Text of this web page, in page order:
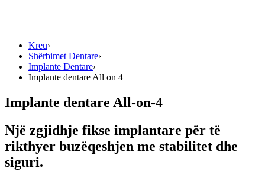
Kreu›
Shërbimet Dentare›
Implante Dentare›
Implante dentare All on 4
Implante dentare All-on-4
Një zgjidhje fikse implantare për të
rikthyer buzëqeshjen me stabilitet dhe
siguri.